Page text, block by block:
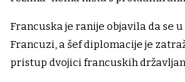
Francuska je ranije objavila da se
Francuzi, a šef diplomacije je
pristup dvojici francuskih